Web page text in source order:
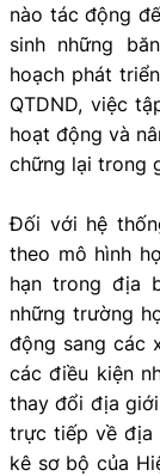
nào tác động
sinh những
hoạch phát
QTDND, việc
hoạt động và
chững lại trong
Đối với hệ
theo mô hình
hạn trong địa
những trường
động sang các
các điều kiện
thay đổi địa
trực tiếp về địa
kê sơ bộ của